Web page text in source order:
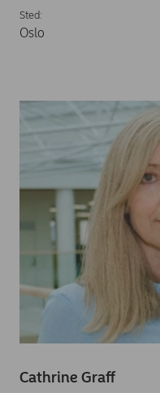
Sted:
Oslo
Cathrine Graff